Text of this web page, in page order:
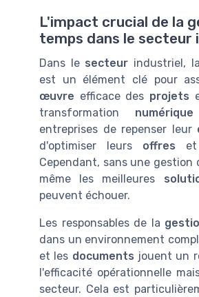
L'impact crucial de la
temps dans le secteur
Dans le secteur industriel,
est un élément clé pour
œuvre efficace des projets
transformation numérique
entreprises de repenser leur
d'optimiser leurs offres
Cependant, sans une gestion
même les meilleures
peuvent échouer.
Les responsables de la
dans un environnement
et les documents jouent un
l'efficacité opérationnelle
secteur. Cela est